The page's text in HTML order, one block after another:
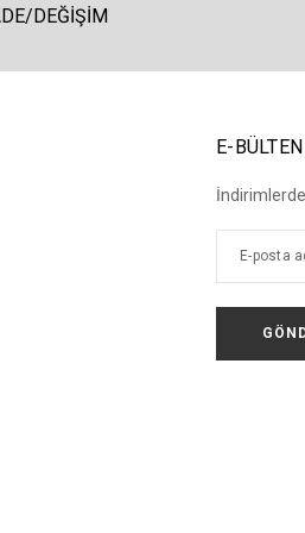
DEĞIŞIM
E-